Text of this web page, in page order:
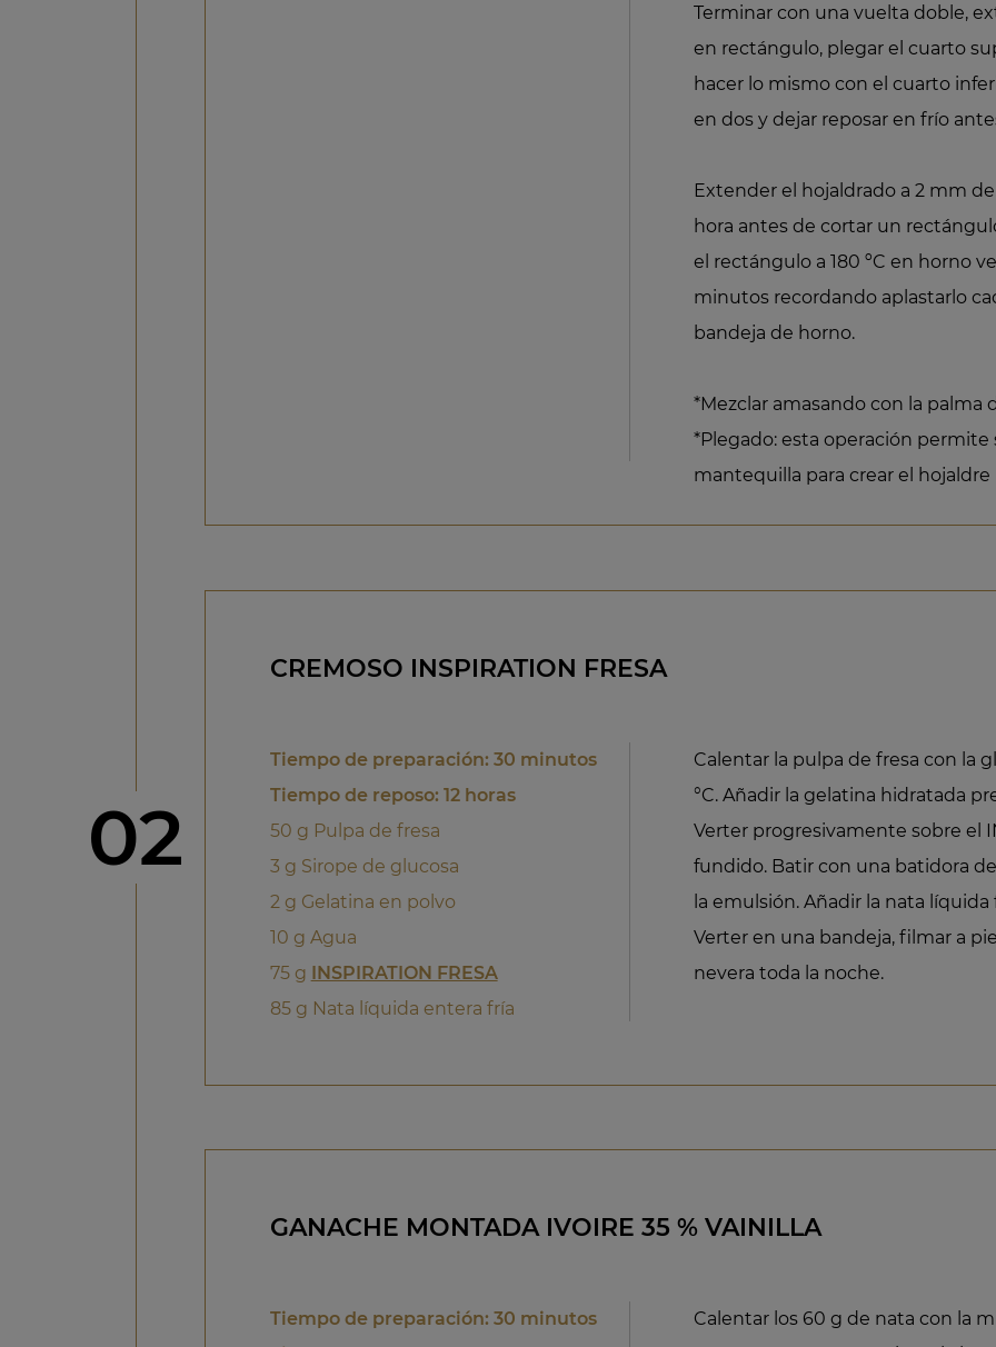
Terminar con una vuelta doble,
en rectángulo, plegar el cuarto
hacer lo mismo con el cuarto
en dos y dejar reposar en frío
Extender el hojaldrado a 2 mm de
hora antes de cortar un
el rectángulo a 180 ºC en horno
minutos recordando aplastarlo
bandeja de horno.
*Mezclar amasando con la palma
*Plegado: esta operación permite
mantequilla para crear el hojaldre
Paso
02
CREMOSO INSPIRATION FRESA
Tiempo de preparación: 30 minutos
Tiempo de reposo: 12 horas
50 g Pulpa de fresa
3 g Sirope de glucosa
2 g Gelatina en polvo
10 g Agua
75 g
INSPIRATION FRESA
85 g Nata líquida entera fría
Calentar la pulpa de fresa con la
°C. Añadir la gelatina hidratada
Verter progresivamente sobre el
fundido. Batir con una batidora
la emulsión. Añadir la nata
Verter en una bandeja, filmar a
nevera toda la noche.
GANACHE MONTADA IVOIRE 35 % VAINILLA
Tiempo de preparación: 30 minutos
Calentar los 60 g de nata con la